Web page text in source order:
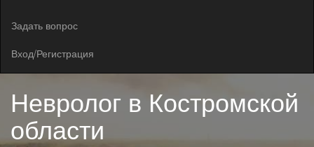
Задать вопрос
Вход/Регистрация
Невролог в Костромской
области